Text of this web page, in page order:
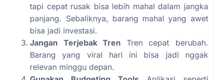
tapi cepat rusak bisa lebih mahal dalam jangka
panjang. Sebaliknya, barang mahal yang awet
bisa jadi investasi.
Jangan Terjebak Tren Tren cepat berubah.
Barang yang viral hari ini bisa jadi nggak
relevan minggu depan.